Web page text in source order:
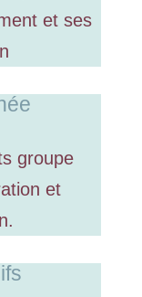
et ses
groupe
et